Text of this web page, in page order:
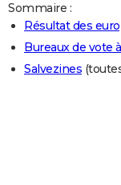
Guides de France
Escapades
Patrimoine
Expositions
Musées
Week-end nature
LIFESTYLE
Art de vivre
Bien-être
Loisirs
Mode
Modes de vie
Sommaire :
Résultat des
Bureaux de vote
Salvezines